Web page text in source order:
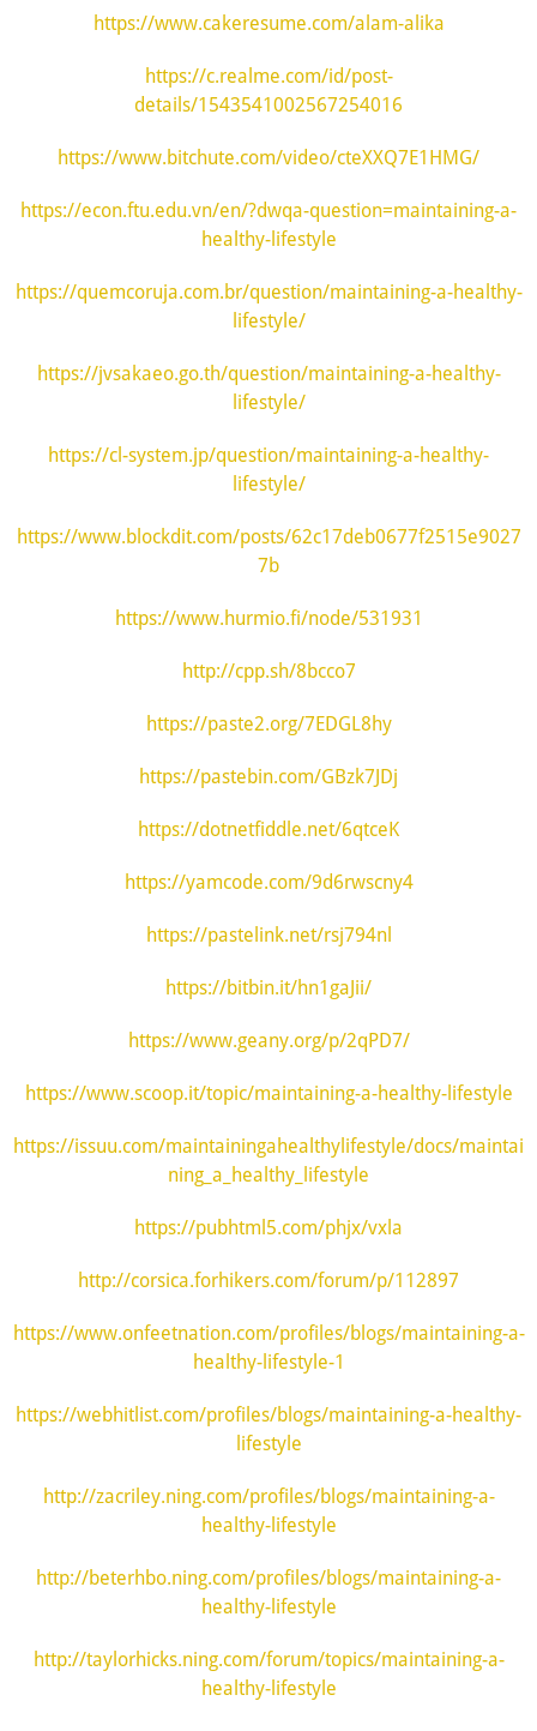
https://www.cakeresume.com/alam-alika
https://c.realme.com/id/post-
details/1543541002567254016
https://www.bitchute.com/video/cteXXQ7E1HMG/
https://econ.ftu.edu.vn/en/?dwqa-question=maintaining-a-
healthy-lifestyle
https://quemcoruja.com.br/question/maintaining-a-healthy-
lifestyle/
https://jvsakaeo.go.th/question/maintaining-a-healthy-
lifestyle/
https://cl-system.jp/question/maintaining-a-healthy-
lifestyle/
https://www.blockdit.com/posts/62c17deb0677f2515e9027
7b
https://www.hurmio.fi/node/531931
http://cpp.sh/8bcco7
https://paste2.org/7EDGL8hy
https://pastebin.com/GBzk7JDj
https://dotnetfiddle.net/6qtceK
https://yamcode.com/9d6rwscny4
https://pastelink.net/rsj794nl
https://bitbin.it/hn1gaJii/
https://www.geany.org/p/2qPD7/
https://www.scoop.it/topic/maintaining-a-healthy-lifestyle
https://issuu.com/maintainingahealthylifestyle/docs/maintai
ning_a_healthy_lifestyle
https://pubhtml5.com/phjx/vxla
http://corsica.forhikers.com/forum/p/112897
https://www.onfeetnation.com/profiles/blogs/maintaining-a-
healthy-lifestyle-1
https://webhitlist.com/profiles/blogs/maintaining-a-healthy-
lifestyle
http://zacriley.ning.com/profiles/blogs/maintaining-a-
healthy-lifestyle
http://beterhbo.ning.com/profiles/blogs/maintaining-a-
healthy-lifestyle
http://taylorhicks.ning.com/forum/topics/maintaining-a-
healthy-lifestyle